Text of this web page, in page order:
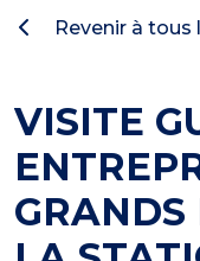
Revenir à
VISITE
GRANDS